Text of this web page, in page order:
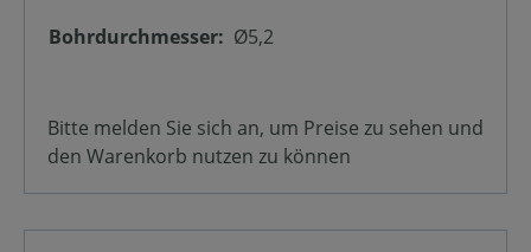
Bohrdurchmesser: Ø5,2
Bitte melden Sie sich an, um Preise zu sehen und
den Warenkorb nutzen zu können